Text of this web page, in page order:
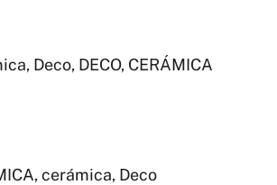
, Deco, DECO, CERÁMICA
, cerámica, Deco